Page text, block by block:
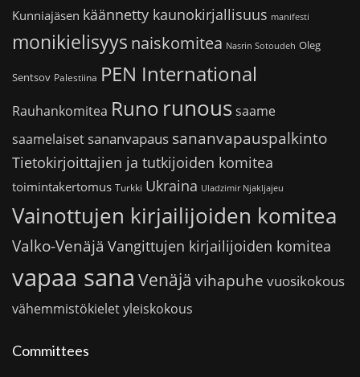
Kunniajäsen käännetty kaunokirjallisuus manifesti
monikielisyys naiskomitea Nasrin Sotoudeh Oleg
Sentsov Palestiina PEN International
Rauhankomitea Runo runoussaame
saamelaiset sananvapaus sananvapauspalkinto
Tietokirjoittajien ja tutkijoiden komitea
toimintakertomus Turkki Ukraina Uladzimir Njakljajeu
Vainottujen kirjailijoiden komitea
Valko-Venäjä Vangittujen kirjailijoiden komitea
vapaa sana Venäjä vihapuhe vuosikokous
vähemmistökieletyleiskokous
Committees